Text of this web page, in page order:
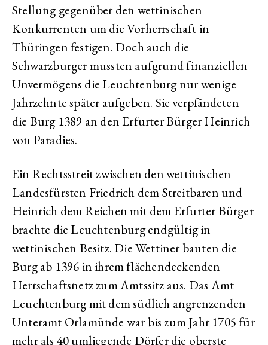
Stellung gegenüber den wettinischen
Konkurrenten um die Vorherrschaft in
Thüringen festigen. Doch auch die
Schwarzburger mussten aufgrund finanziellen
Unvermögens die Leuchtenburg nur wenige
Jahrzehnte später aufgeben. Sie verpfändeten
die Burg 1389 an den Erfurter Bürger Heinrich
von Paradies.
Ein Rechtsstreit zwischen den wettinischen
Landesfürsten Friedrich dem Streitbaren und
Heinrich dem Reichen mit dem Erfurter Bürger
brachte die Leuchtenburg endgültig in
wettinischen Besitz. Die Wettiner bauten die
Burg ab 1396 in ihrem flächendeckenden
Herrschaftsnetz zum Amtssitz aus. Das Amt
Leuchtenburg mit dem südlich angrenzenden
Unteramt Orlamünde war bis zum Jahr 1705 für
mehr als 40 umliegende Dörfer die oberste